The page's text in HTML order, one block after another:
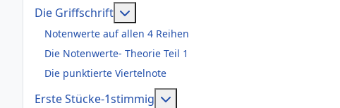
Die Griffschrift
Notenwerte auf allen 4 Reihen
Die Notenwerte- Theorie Teil 1
Die punktierte Viertelnote
Erste Stücke-1stimmig